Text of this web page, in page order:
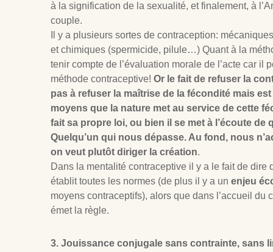
à la signification de la sexualité, et finalement, à
couple.
Il y a plusieurs sortes de contraception:
et chimiques (spermicide, pilule…) Quant à la
tenir compte de l’évaluation morale de l’acte car il
méthode contraceptive! Or le fait de refuser la
pas à refuser la maîtrise de la fécondité mais
moyens que la nature met au service de cette
fait sa propre loi, ou bien il se met à l’écoute de
Quelqu’un qui nous dépasse. Au fond, nous
on veut plutôt diriger la création.
Dans la mentalité contraceptive il y a le fait de dire
établit toutes les normes (de plus il y a un enjeu
moyens contraceptifs), alors que dans l’accueil du
émet la règle.
3. Jouissance conjugale sans contrainte, sans